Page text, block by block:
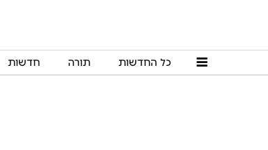
כל החדשות תורה חדשות